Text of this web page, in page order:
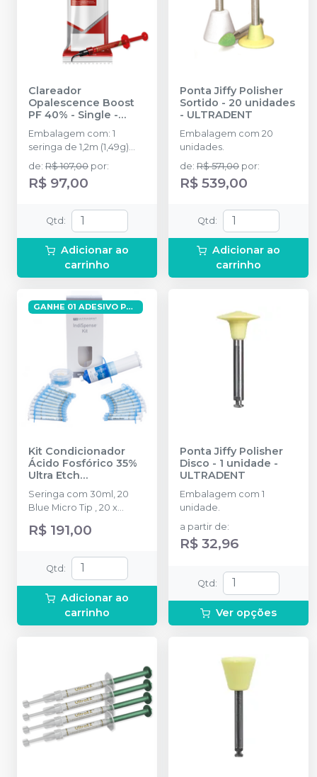
Clareador
Opalescence Boost
PF 40% - Single -
ULTRADENT
Embalagem com: 1
seringa de 1,2m (1,49g)
Opalescence Boost e 3
Black Mini Tip.
de: R$ 107,00 por:
R$ 97,00
Qtd :
Adicionar ao
carrinho
Ponta Jiffy Polisher
Sortido - 20 unidades
- ULTRADENT
Embalagem com 20
unidades.
de: R$ 571,00 por:
R$ 539,00
Qtd :
Adicionar ao
carrinho
GANHE 01 ADESIVO PEAK
Kit Condicionador
Ácido Fosfórico 35%
Ultra Etch
IndiSpense- 30ml
ULTRADENT
Seringa com 30ml, 20
Blue Micro Tip , 20 x
seringa 1,2ml vazias.
R$ 191,00
Qtd :
Adicionar ao
carrinho
Ponta Jiffy Polisher
Disco - 1 unidade -
ULTRADENT
Embalagem com 1
unidade.
a partir de:
R$ 32,96
Qtd :
Ver opções